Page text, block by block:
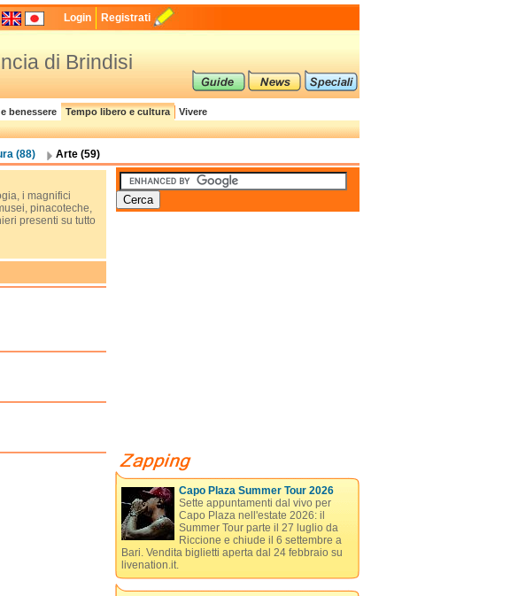
Login Registrati
di Brindisi
benessere Tempo libero e cultura Vivere
(88) Arte (59)
i magnifici
pinacoteche,
presenti su tutto
Capo Plaza Summer Tour 2026
Sette appuntamenti dal vivo per
Capo Plaza nell'estate 2026: il
Summer Tour parte il 27 luglio da
Riccione e chiude il 6 settembre a
Bari. Vendita biglietti aperta dal 24 febbraio su
livenation.it.